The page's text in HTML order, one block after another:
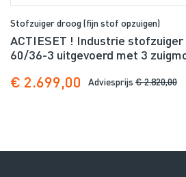
Stofzuiger droog (fijn stof opzuigen)
ACTIESET ! Industrie stofzuiger
60/36-3 uitgevoerd met 3
€ 2.699,00 Adviesprijs € 2.820,00